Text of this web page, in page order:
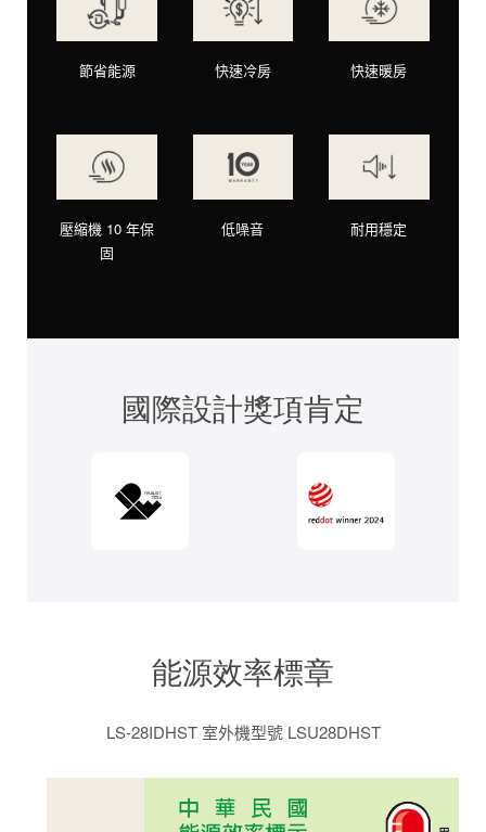
節省能源 快速冷房 快速暖房
壓縮機 10 年保
固
低噪音 耐用穩定
國際設計獎項肯定
能源效率標章
LS-28IDHST 室外機型號 LSU28DHST